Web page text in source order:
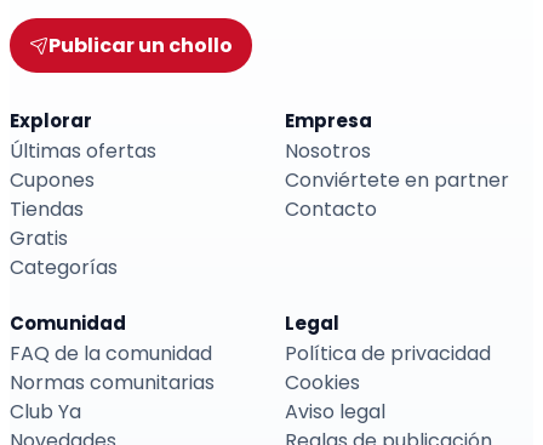
Publicar un chollo
Explorar
Últimas ofertas
Cupones
Tiendas
Gratis
Categorías
Empresa
Nosotros
Conviértete en partner
Contacto
Comunidad
FAQ de la comunidad
Normas comunitarias
Club Ya
Legal
Política de privacidad
Cookies
Aviso legal